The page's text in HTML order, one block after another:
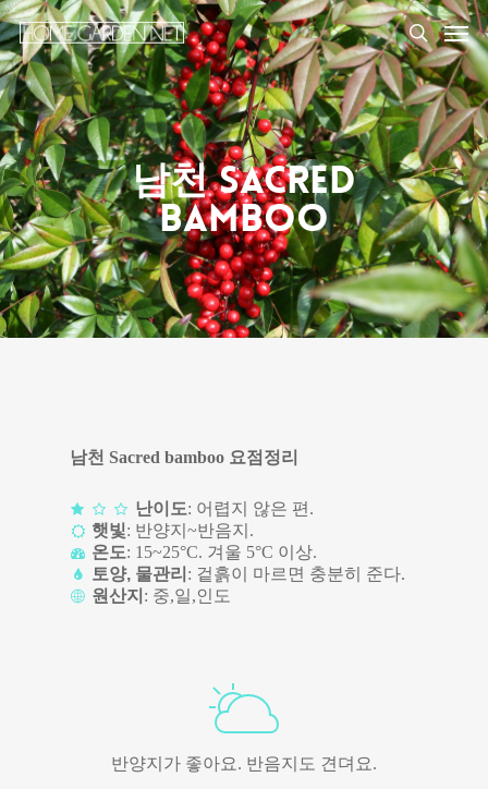
남천 Sacred
Bamboo
반양지가 좋아요. 반음지도 견뎌요.
남천 Sacred bamboo 요점정리
난이도: 어렵지 않은 편.
햇빛: 반양지~반음지.
온도: 15~25°C. 겨울 5°C 이상.
토양, 물관리 : 겉흙이 마르면 충분히 준다.
원산지 : 중,일,인도